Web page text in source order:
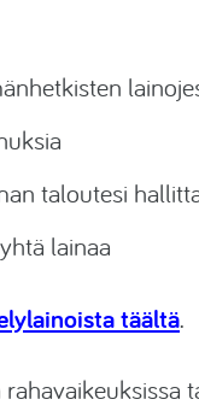
taloutesi
lainaa
täältä.